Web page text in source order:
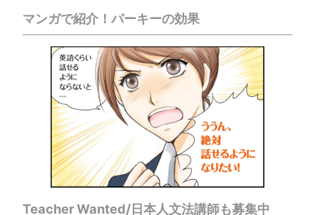
マンガで紹介！パーキーの効果
Teacher Wanted/日本人文法講師も募集中